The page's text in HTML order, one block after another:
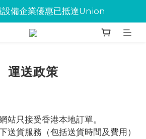
備企業優惠已抵達Union
備企業優惠已抵達Union
保碳粉歡迎大量下單
運送政策
站只接受香港本地訂單。
送貨服務（包括送貨時間及費用）